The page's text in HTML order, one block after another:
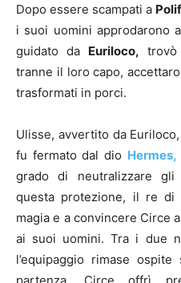
Dopo essere scampati a
i suoi uomini approdarono
guidato da Euriloco,
tranne il loro capo,
trasformati in porci.
Ulisse, avvertito da
fu fermato dal dio Hermes,
grado di neutralizzare
questa protezione, il re di
magia e a convincere Circe
ai suoi uomini. Tra i due
l’equipaggio rimase